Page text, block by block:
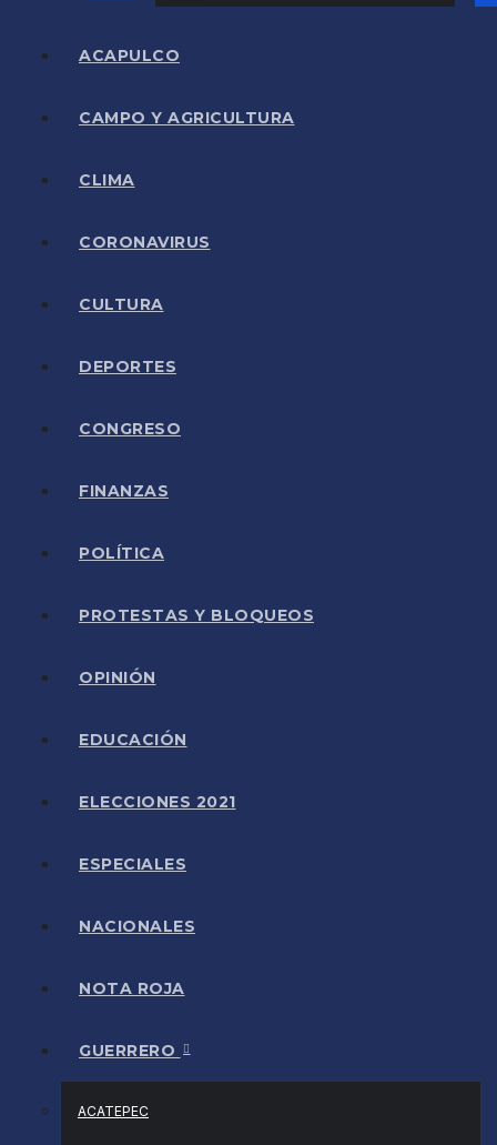
ACAPULCO
CAMPO Y AGRICULTURA
CLIMA
CORONAVIRUS
CULTURA
DEPORTES
CONGRESO
FINANZAS
POLÍTICA
PROTESTAS Y BLOQUEOS
OPINIÓN
EDUCACIÓN
ELECCIONES 2021
ESPECIALES
NACIONALES
NOTA ROJA
GUERRERO
ACATEPEC